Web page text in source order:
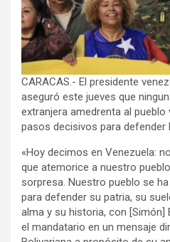
CARACAS.- El presidente
aseguró este jueves que
extranjera amedrenta al pueblo
pasos decisivos para defender
«Hoy decimos en Venezuela:
que atemorice a nuestro
sorpresa. Nuestro pueblo se
para defender su patria, su
alma y su historia, con [Simón]
el mandatario en un mensaje